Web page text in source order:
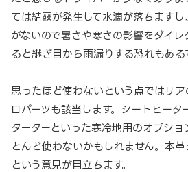
ては結露が発生して水滴が落ちます
がないので暑さや寒さの影響をダイレ
ると継ぎ目から雨漏りする恐れもある
思ったほど使わないという点ではリ
ロパーツも該当します。シートヒータ
ターターといった寒冷地用のオプシ
とんど使わないかもしれません。本
という意見が目立ちます。